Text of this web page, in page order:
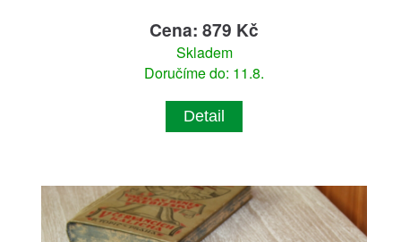
Cena: 879 Kč
Skladem
Doručíme do: 11.8.
Detail